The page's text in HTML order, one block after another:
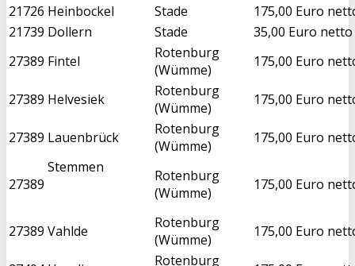
21726 Heinbockel Stade
175,00 Euro
21739 Dollern Stade
35,00 Euro netto
27389 Fintel
Rotenburg
(Wümme)
175,00 Euro
27389 Helvesiek
Rotenburg
(Wümme)
175,00 Euro
27389 Lauenbrück
Rotenburg
(Wümme)
175,00 Euro
27389
Stemmen
Rotenburg
(Wümme)
175,00 Euro
27389 Vahlde
Rotenburg
(Wümme)
175,00 Euro
Rotenburg